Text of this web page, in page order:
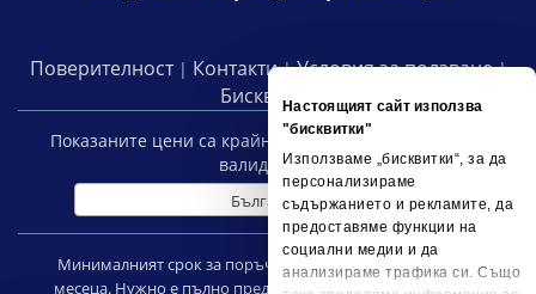
Настоящият сайт използва
"бисквитки"
Използваме „бисквитки“, за да
персонализираме
съдържанието и рекламите, да
предоставяме функции на
социални медии и да
анализираме трафика си. Също
Поверителност | Контакти|Условия за ползване|
Бисквитки
Показаните цени са крайни, включват
валидни за:
България
Минималният срок за поръчка на споделен хостинг е 12
месеца. Нужно е пълно предплащане за целия период на